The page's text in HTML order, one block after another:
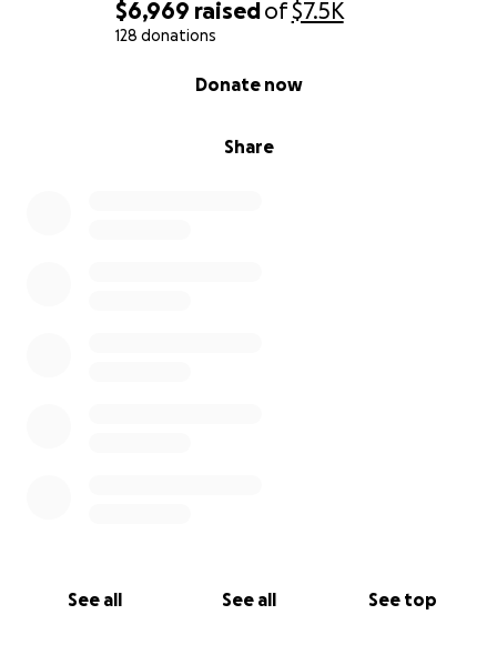
$6,969 raisedof$7.5K
128 donations
Share
Donate now
See all See all See top